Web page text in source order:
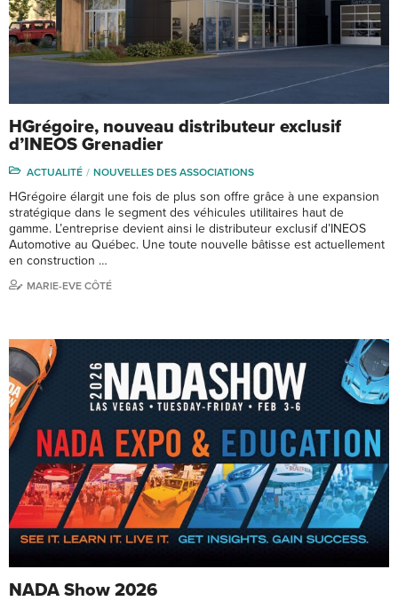
HGrégoire, nouveau distributeur exclusif
d’INEOS Grenadier
ACTUALITÉ NOUVELLES DES ASSOCIATIONS
HGrégoire élargit une fois de plus son offre grâce à une expansion
stratégique dans le segment des véhicules utilitaires haut de
gamme. L’entreprise devient ainsi le distributeur exclusif d’INEOS
Automotive au Québec. Une toute nouvelle bâtisse est actuellement
en construction …
MARIE-EVE CÔTÉ
NADA Show 2026